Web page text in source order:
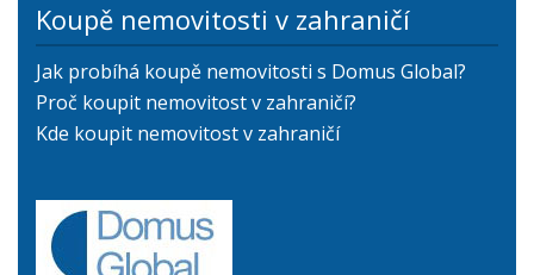
Koupě nemovitosti v zahraničí
Jak probíhá koupě nemovitosti s Domus Global?
Proč koupit nemovitost v zahraničí?
Kde koupit nemovitost v zahraničí